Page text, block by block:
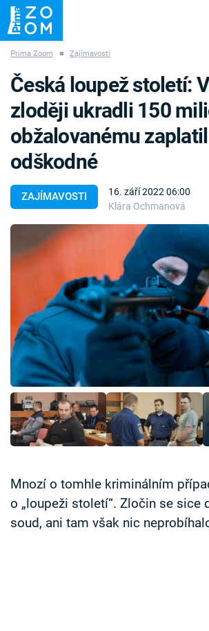
ZÁHADY VETŘELCI DÁVNOVĚKU
Témata
Témata
Pořady
TV Program
Časopis
Sledujte prima+
Přihlášení
Prima Zoom ■ Zajímavosti
ZAJÍMAVOSTI
16. září 2022 06:00
Klára Ochmanová
Česká loupež století:
zloději ukradli 150
obžalovanému
odškodné
Mnozí o tomhle kriminálním
o „loupeži století“. Zločin se sice
soud, ani tam však nic